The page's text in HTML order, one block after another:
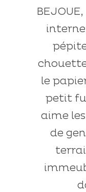
le
petit
aime
de